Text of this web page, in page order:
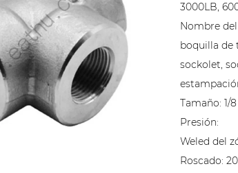
3000LB,
Nombre
boquilla de
sockolet,
Tamaño: 1/
Presión:
Weled del
Roscado: